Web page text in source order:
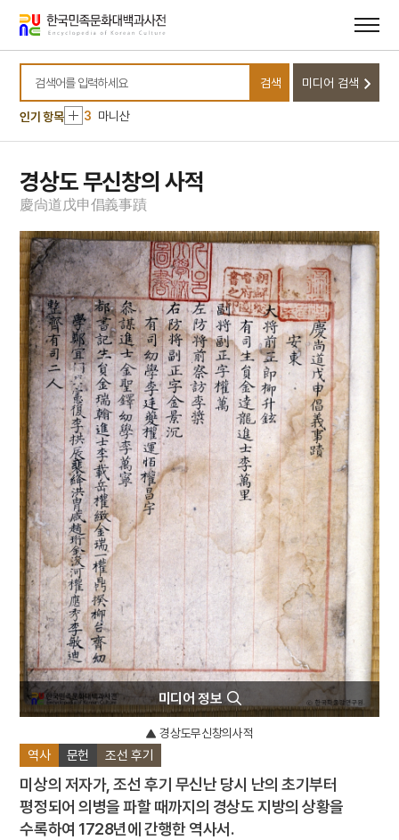
바로가기
바로가기
검색어를 입력하세요
검색 미디어 검색
인기 항목
10 절기
1 금성대군
2 김필례
3 마니산
4 이슬람교
5 꼭두서니
6
반민족행위특별조사위원회
8
유관순
9 의민단
10 절기
1 금성대군
2
김필례
3
마니산
4 이슬람교
5 꼭두서니
6
반민족행위특별조사위원회
7 세조
8 유관순
9 의민단
10 절기
경상도 무신창의 사적
慶尙道戊申倡義事蹟
역사 문헌 조선 후기
미상의 저자가, 조선 후기 무신난 당시 난의 초기부터
평정되어 의병을 파할 때까지의 경상도 지방의 상황을
수록하여 1728년에 간행한 역사서.
미디어 정보
경상도무신창의사적